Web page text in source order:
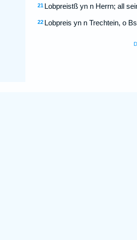
21 Lobpreistß yn n Herrn; all
22 Lobpreis yn n Trechtein, o